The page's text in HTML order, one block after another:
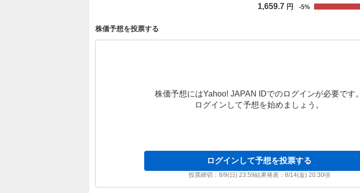
1,659.7 円 -5%
株価予想を投票する
株価予想にはYahoo! JAPAN IDでのログインが必要です。
ログインして予想を始めましょう。
ログインして予想を投票する
投票締切： 8/9(日) 23:59結果発表： 8/14(金) 20:30頃